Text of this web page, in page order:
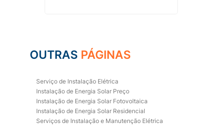
OUTRAS PÁGINAS
Serviço de Instalação Elétrica
Instalação de Energia Solar Preço
Instalação de Energia Solar Fotovoltaica
Instalação de Energia Solar Residencial
Serviços de Instalação e Manutenção Elétrica